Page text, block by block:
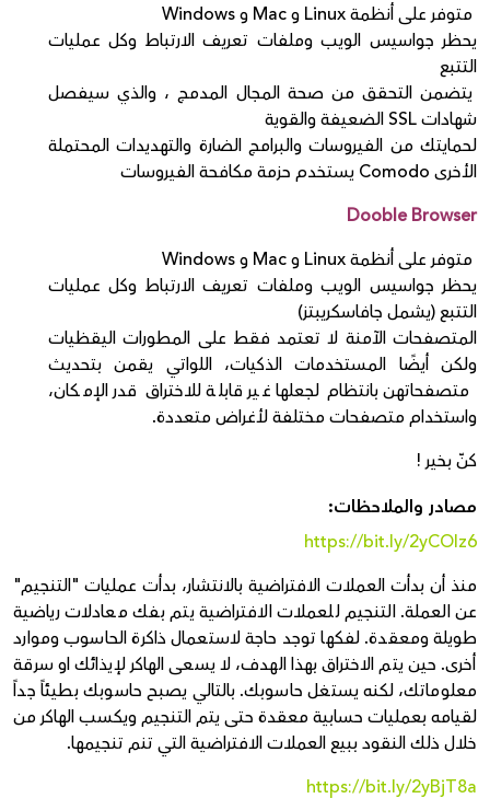
متوفر على أنظمة Linux و Mac و Windows
يحظر جواسيس الويب وملفات تعريف الارتباط وكل عمليات
التتبع
يتضمن التحقق من صحة المجال المدمج ، والذي سيفصل
شهادات SSL الضعيفة والقوية
لحمايتك من الفيروسات والبرامج الضارة والتهديدات المحتملة
الأخرى Comodo يستخدم حزمة مكافحة الفيروسات
Dooble Browser
متوفر على أنظمة Linux و Mac و Windows
يحظر جواسيس الويب وملفات تعريف الارتباط وكل عمليات
التتبع (يشمل جافاسكريبتز)
المتصفحات الآمنة لا تعتمد فقط على المطورات اليقظيات
ولكن أيضًا المستخدمات الذكيات، اللواتي يقمن بتحديث
متصفحاتهن بانتظام لجعلها غير قابلة للاختراق قدر الإمكان،
واستخدام متصفحات مختلفة لأغراض متعددة.
كنّ بخير !
مصادر والملاحظات:
https://bit.ly/2yCOlz6
منذ أن بدأت العملات الافتراضية بالانتشار، بدأت عمليات "التنجيم"
عن العملة. التنجيم للعملات الافتراضية يتم بفك معادلات رياضية
طويلة ومعقدة. لفكها توجد حاجة لاستعمال ذاكرة الحاسوب وموارد
أخرى. حين يتم الاختراق بهذا الهدف، لا يسعى الهاكر لإيذائك او سرقة
معلوماتك، لكنه يستغل حاسوبك. بالتالي يصبح حاسوبك بطيئاً جداً
لقيامه بعمليات حسابية معقدة حتى يتم التنجيم ويكسب الهاكر من
خلال ذلك النقود ببيع العملات الافتراضية التي تنم تنجيمها.
https://bit.ly/2yBjT8a